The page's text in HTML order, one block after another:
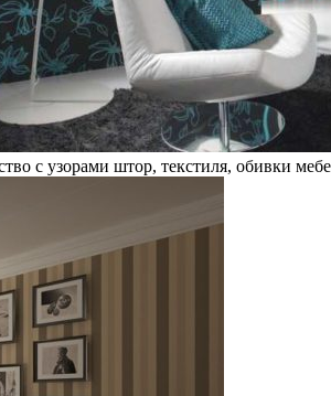
с узорами штор, текстиля, обивки